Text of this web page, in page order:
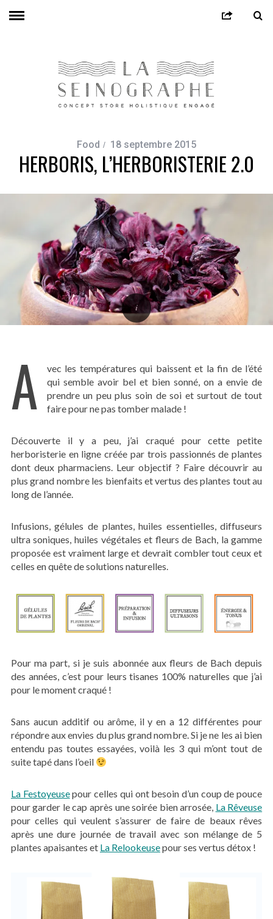
Food 18 septembre 2015
HERBORIS, L’HERBORISTERIE 2.0
A
vec les températures qui baissent et la fin de l’été
qui semble avoir bel et bien sonné, on a envie de
prendre un peu plus soin de soi et surtout de tout
faire pour ne pas tomber malade !
Découverte il y a peu, j’ai craqué pour cette petite
herboristerie en ligne créée par trois passionnés de plantes
dont deux pharmaciens. Leur objectif ? Faire découvrir au
plus grand nombre les bienfaits et vertus des plantes tout au
long de l’année.
Infusions, gélules de plantes, huiles essentielles, diffuseurs
ultra soniques, huiles végétales et fleurs de Bach, la gamme
proposée est vraiment large et devrait combler tout ceux et
celles en quête de solutions naturelles.
Pour ma part, si je suis abonnée aux fleurs de Bach depuis
des années, c’est pour leurs tisanes 100% naturelles que j’ai
pour le moment craqué !
Sans aucun additif ou arôme, il y en a 12 différentes pour
répondre aux envies du plus grand nombre. Si je ne les ai bien
entendu pas toutes essayées, voilà les 3 qui m’ont tout de
suite tapé dans l’oeil
La Festoyeusepour celles qui ont besoin d’un coup de pouce
pour garder le cap après une soirée bien arrosée, La Rêveuse
pour celles qui veulent s’assurer de faire de beaux rêves
après une dure journée de travail avec son mélange de 5
plantes apaisantes et La Relookeusepour ses vertus détox !